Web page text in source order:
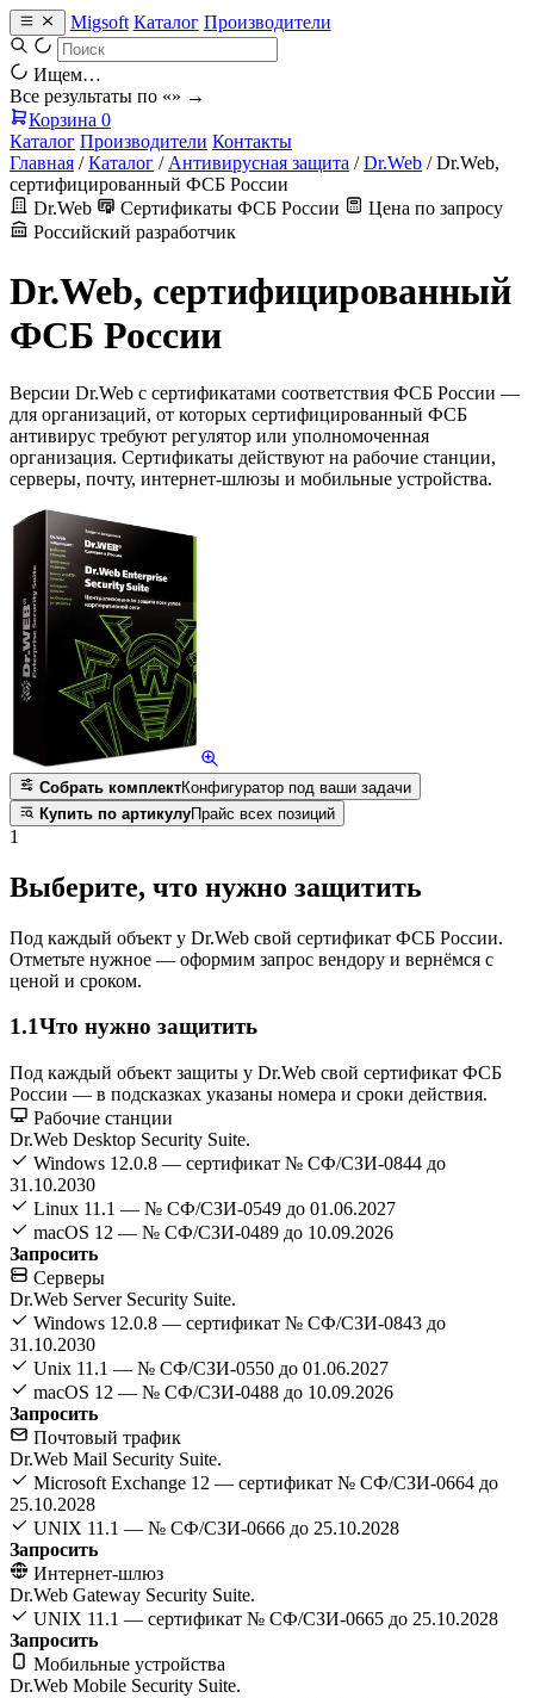
Migsoft Каталог Производители
Ищем…
Все результаты по «» →
Корзина 0
Каталог Производители Контакты
Главная / Каталог / Антивирусная защита / Dr.Web / Dr.Web,
сертифицированный ФСБ России
Dr.Web
Сертификаты ФСБ России
Цена по запросу
Российский разработчик
Dr.Web, сертифицированный
ФСБ России
Версии Dr.Web с сертификатами соответствия ФСБ России —
для организаций, от которых сертифицированный ФСБ
антивирус требуют регулятор или уполномоченная
организация. Сертификаты действуют на рабочие станции,
серверы, почту, интернет-шлюзы и мобильные устройства.
Собрать комплектКонфигуратор под ваши задачи
Купить по артикулуПрайс всех позиций
1
Выберите, что нужно защитить
Под каждый объект у Dr.Web свой сертификат ФСБ России.
Отметьте нужное — оформим запрос вендору и вернёмся с
ценой и сроком.
1.1Что нужно защитить
Под каждый объект защиты у Dr.Web свой сертификат ФСБ
России — в подсказках указаны номера и сроки действия.
Рабочие станции
Dr.Web Desktop Security Suite.
Windows 12.0.8 — сертификат № СФ/СЗИ-0844 до
31.10.2030
Linux 11.1 — № СФ/СЗИ-0549 до 01.06.2027
macOS 12 — № СФ/СЗИ-0489 до 10.09.2026
Запросить
Серверы
Dr.Web Server Security Suite.
Windows 12.0.8 — сертификат № СФ/СЗИ-0843 до
31.10.2030
Unix 11.1 — № СФ/СЗИ-0550 до 01.06.2027
macOS 12 — № СФ/СЗИ-0488 до 10.09.2026
Запросить
Почтовый трафик
Dr.Web Mail Security Suite.
Microsoft Exchange 12 — сертификат № СФ/СЗИ-0664 до
25.10.2028
UNIX 11.1 — № СФ/СЗИ-0666 до 25.10.2028
Запросить
Интернет-шлюз
Dr.Web Gateway Security Suite.
UNIX 11.1 — сертификат № СФ/СЗИ-0665 до 25.10.2028
Запросить
Мобильные устройства
Dr.Web Mobile Security Suite.